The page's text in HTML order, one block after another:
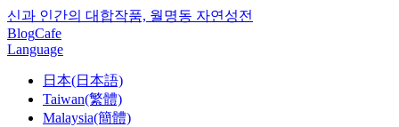
신과 인간의 대합작품, 월명동 자연성전
BlogCafe
Language
日本(日本語)
Taiwan(繁體)
Malaysia(簡體)